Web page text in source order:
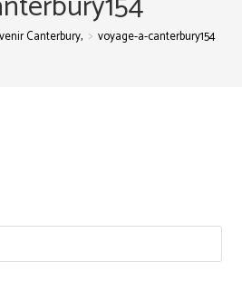
Canterbury, > voyage-a-canterbury154